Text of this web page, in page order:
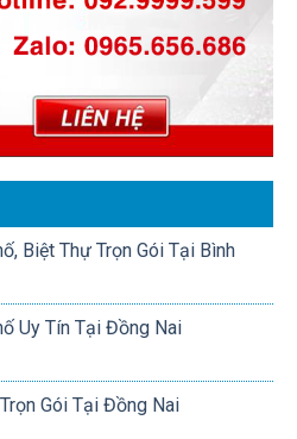
Biệt Thự Trọn Gói Tại Bình
Uy Tín Tại Đồng Nai
Gói Tại Đồng Nai